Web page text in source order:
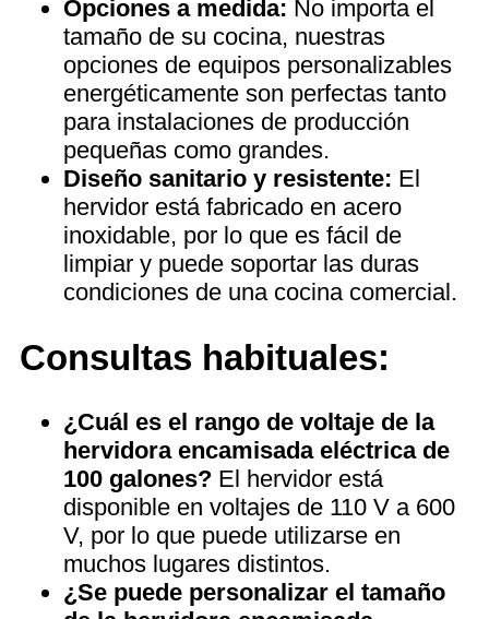
Opciones a medida: No importa el
tamaño de su cocina, nuestras
opciones de equipos personalizables
energéticamente son perfectas tanto
para instalaciones de producción
pequeñas como grandes.
Diseño sanitario y resistente: El
hervidor está fabricado en acero
inoxidable, por lo que es fácil de
limpiar y puede soportar las duras
condiciones de una cocina comercial.
Consultas habituales:
¿Cuál es el rango de voltaje de la
hervidora encamisada eléctrica de
100 galones? El hervidor está
disponible en voltajes de 110 V a 600
V, por lo que puede utilizarse en
muchos lugares distintos.
¿Se puede personalizar el tamaño